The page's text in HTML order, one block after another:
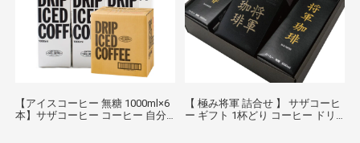
【アイスコーヒー 無糖 1000ml×6
本】サザコーヒー コーヒー 自分
【 極み将軍 詰合せ 】 サザコーヒ
ー ギフト 1杯どり コーヒー ドリ